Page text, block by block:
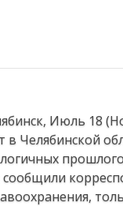
Июль 18
в Челябинской
сообщили